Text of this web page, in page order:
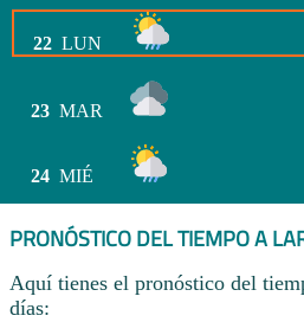
22 LUN
23 MAR
24 MIÉ
PRONÓSTICO DEL TIEMPO A
Aquí tienes el pronóstico del
días: